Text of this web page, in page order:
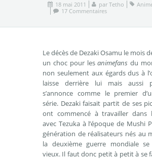
18 mai 2011 par Tetho
17 Commentaires
Le décès de Dezaki Osamu le mois
un choc pour lesanimefans du
non seulement aux égards dus à
laisse derrière lui mais aussi
s’annonce comme le premier
série. Dezaki faisait partit de ses
ont commencé à travailler dans
avec Tezuka à l’époque de Mushi
génération de réalisateurs nés au
la deuxième guerre mondiale
vieux. Il faut donc petit à petit à se